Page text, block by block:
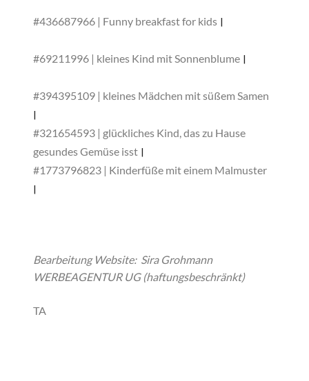
#436687966 | Funny breakfast for kids |
#69211996 | kleines Kind mit Sonnenblume |
#394395109 | kleines Mädchen mit süßem Samen
|
#321654593 | glückliches Kind, das zu Hause
gesundes Gemüse isst |
#1773796823 | Kinderfüße mit einem Malmuster
|
Bearbeitung Website: Sira Grohmann
WERBEAGENTUR UG (haftungsbeschränkt)
TA